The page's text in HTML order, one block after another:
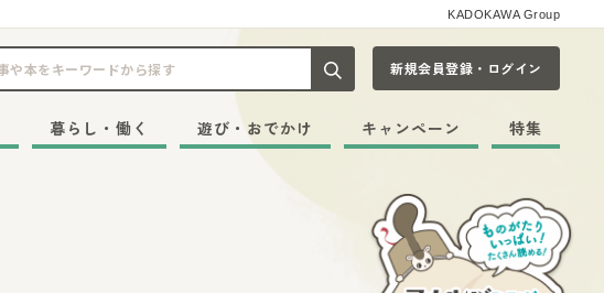
KADOKAWA Group
記事や本をキーワードから探す
新規会員登録・ログイン
暮らし・働く 遊び・おでかけ キャンペーン 特集